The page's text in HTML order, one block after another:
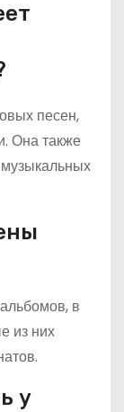
песен,
Она также
в
из них
у